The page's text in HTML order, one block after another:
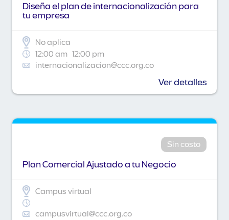
Diseña el plan de internacionalización para
tu empresa
No aplica
12:00 am 12:00 pm
internacionalizacion@ccc.org.co
Ver detalles
Sin costo
Plan Comercial Ajustado a tu Negocio
Campus virtual
campusvirtual@ccc.org.co